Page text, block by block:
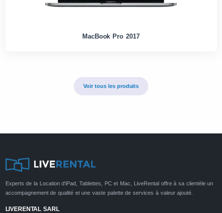
MacBook Pro 2017
Voir tous les produits
Experts de la Location d'iPad, Tablettes, PC et Mac, LiveRental offre à sa clientèle un
accompagnement de qualité et une vaste palette de services à valeur ajouté.
LIVERENTAL SARL